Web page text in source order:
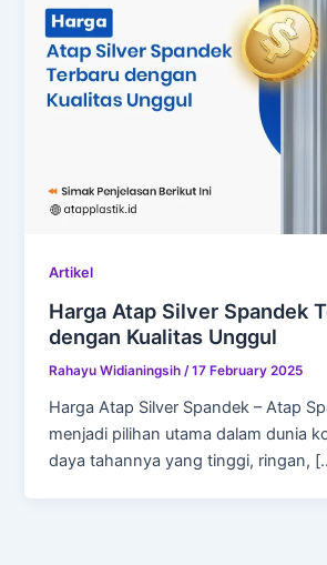
Artikel
Harga Atap Silver Spandek
dengan Kualitas Unggul
Rahayu Widianingsih /17 February 2025
Harga Atap Silver Spandek – Atap
menjadi pilihan utama dalam dunia
daya tahannya yang tinggi, ringan,